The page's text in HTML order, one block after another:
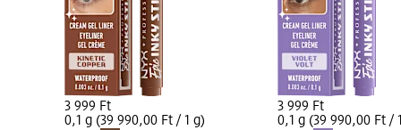
3 999 Ft
0,1 g (39 990,00 Ft / 1 g)
3 999 Ft
0,1 g (39 990,00 Ft /